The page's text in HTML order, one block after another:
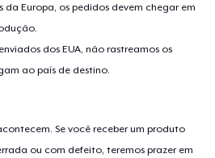
da Europa, os pedidos devem chegar em
dos EUA, não rastreamos os
ao país de destino.
Se você receber um produto
ou com defeito, teremos prazer em